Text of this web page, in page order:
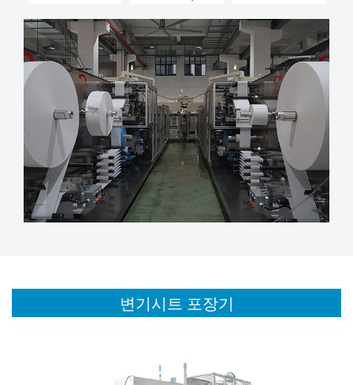
변기시트 포장기